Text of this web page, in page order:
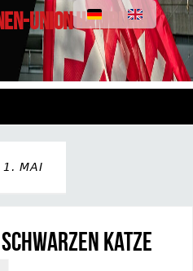
UNION HAMBURG
1. MAI
Katze